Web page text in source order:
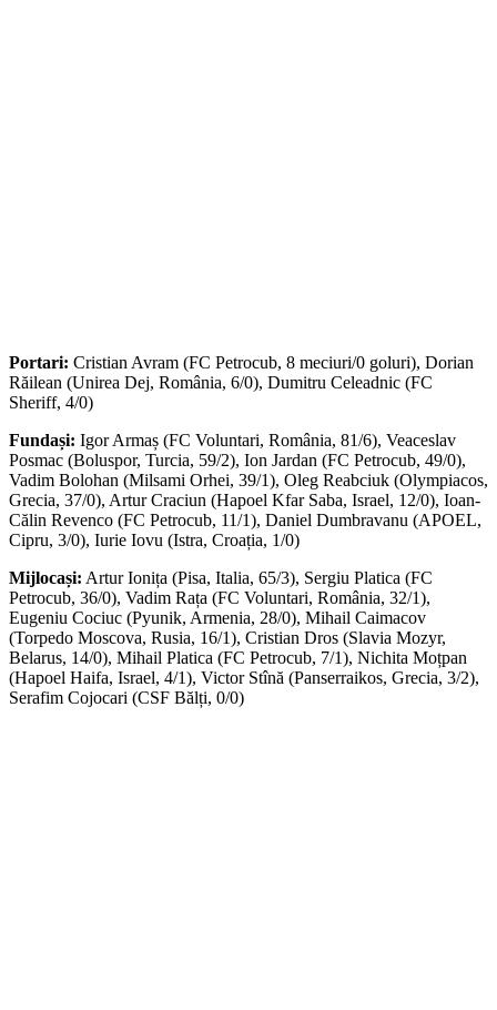
Portari: Cristian Avram (FC Petrocub, 8 meciuri/0 goluri), Dorian
Răilean (Unirea Dej, România, 6/0), Dumitru Celeadnic (FC
Sheriff, 4/0)
Fundași: Igor Armaș (FC Voluntari, România, 81/6), Veaceslav
Posmac (Boluspor, Turcia, 59/2), Ion Jardan (FC Petrocub, 49/0),
Vadim Bolohan (Milsami Orhei, 39/1), Oleg Reabciuk (Olympiacos,
Grecia, 37/0), Artur Craciun (Hapoel Kfar Saba, Israel, 12/0), Ioan-
Călin Revenco (FC Petrocub, 11/1), Daniel Dumbravanu (APOEL,
Cipru, 3/0), Iurie Iovu (Istra, Croația, 1/0)
Mijlocași: Artur Ionița (Pisa, Italia, 65/3), Sergiu Platica (FC
Petrocub, 36/0), Vadim Rața (FC Voluntari, România, 32/1),
Eugeniu Cociuc (Pyunik, Armenia, 28/0), Mihail Caimacov
(Torpedo Moscova, Rusia, 16/1), Cristian Dros (Slavia Mozyr,
Belarus, 14/0), Mihail Platica (FC Petrocub, 7/1), Nichita Moțpan
(Hapoel Haifa, Israel, 4/1), Victor Stînă (Panserraikos, Grecia, 3/2),
Serafim Cojocari (CSF Bălți, 0/0)